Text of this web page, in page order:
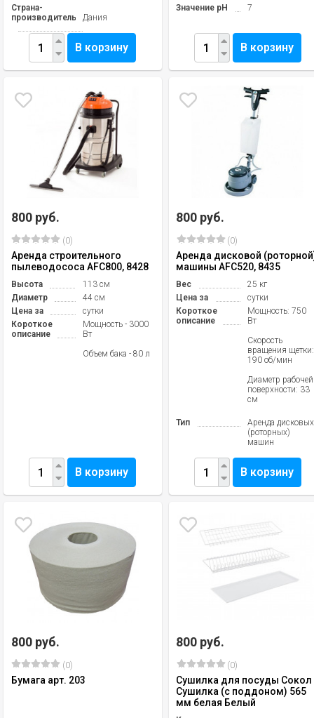
Страна-
производитель
Дания
В корзину
Значение pH
7
В корзину
800 руб.
(0)
Аренда строительного
пылеводососа AFC800, 8428
Высота
113 см
Диаметр
44 см
Цена за
сутки
Короткое
описание
Мощность - 3000
Вт
Объем бака - 80 л
В корзину
800 руб.
(0)
Аренда дисковой
машины AFC520, 8435
Вес
25 кг
Цена за
сутки
Короткое
описание
Мощность: 750
Вт
Скорость
вращения щетки:
190 об/мин
Диаметр рабочей
поверхности: 33
см
Тип
Аренда дисковых
(роторных)
машин
В корзину
800 руб.
(0)
Бумага арт. 203
800 руб.
(0)
Сушилка для посуды Сокол
Сушилка (с поддоном) 565
мм белая Белый